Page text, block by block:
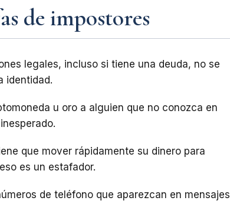
de impostores
legales, incluso si tiene una deuda, no se
identidad.
u oro a alguien que no conozca en
que mover rápidamente su dinero para
es un estafador.
de teléfono que aparezcan en mensajes